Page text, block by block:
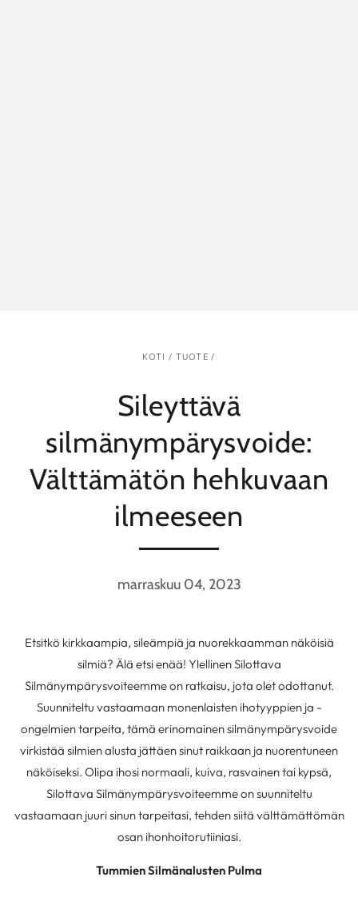
KOTI / TUOTE /
Sileyttävä
silmänympärysvoide:
Välttämätön hehkuvaan
ilmeeseen
marraskuu 04, 2023
Etsitkö kirkkaampia, sileämpiä ja nuorekkaamman näköisiä
silmiä? Älä etsi enää! Ylellinen Silottava
Silmänympärysvoiteemme on ratkaisu, jota olet odottanut.
Suunniteltu vastaamaan monenlaisten ihotyyppien ja -
ongelmien tarpeita, tämä erinomainen silmänympärysvoide
virkistää silmien alusta jättäen sinut raikkaan ja nuorentuneen
näköiseksi. Olipa ihosi normaali, kuiva, rasvainen tai kypsä,
Silottava Silmänympärysvoiteemme on suunniteltu
vastaamaan juuri sinun tarpeitasi, tehden siitä välttämättömän
osan ihonhoitorutiiniasi.
Tummien Silmänalusten Pulma